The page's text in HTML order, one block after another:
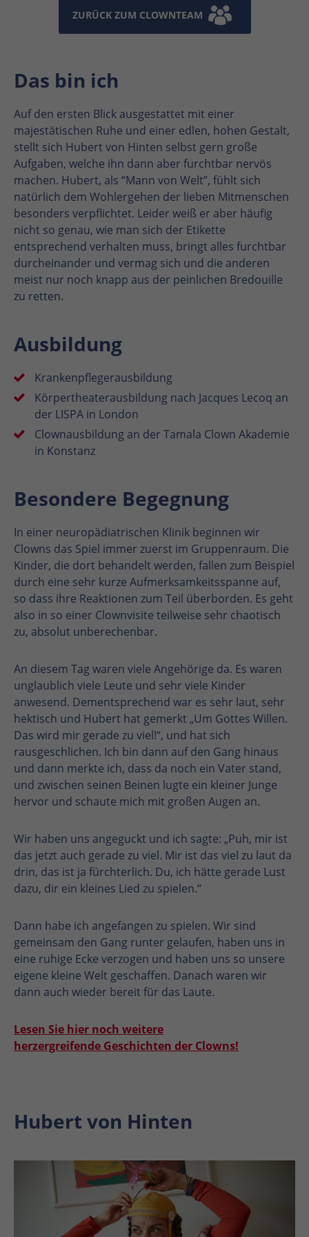
ZURÜCK ZUM CLOWNTEAM
Das bin ich
Auf den ersten Blick ausgestattet mit einer
majestätischen Ruhe und einer edlen, hohen Gestalt,
stellt sich Hubert von Hinten selbst gern große
Aufgaben, welche ihn dann aber furchtbar nervös
machen. Hubert, als “Mann von Welt”, fühlt sich
natürlich dem Wohlergehen der lieben Mitmenschen
besonders verpflichtet. Leider weiß er aber häufig
nicht so genau, wie man sich der Etikette
entsprechend verhalten muss, bringt alles furchtbar
durcheinander und vermag sich und die anderen
meist nur noch knapp aus der peinlichen Bredouille
zu retten.
Ausbildung
Krankenpflegerausbildung
Körpertheaterausbildung nach Jacques Lecoq an
der LISPA in London
Clownausbildung an der Tamala Clown Akademie
in Konstanz
Besondere Begegnung
In einer neuropädiatrischen Klinik beginnen wir
Clowns das Spiel immer zuerst im Gruppenraum. Die
Kinder, die dort behandelt werden, fallen zum Beispiel
durch eine sehr kurze Aufmerksamkeitsspanne auf,
so dass ihre Reaktionen zum Teil überborden. Es geht
also in so einer Clownvisite teilweise sehr chaotisch
zu, absolut unberechenbar.
An diesem Tag waren viele Angehörige da. Es waren
unglaublich viele Leute und sehr viele Kinder
anwesend. Dementsprechend war es sehr laut, sehr
hektisch und Hubert hat gemerkt „Um Gottes Willen.
Das wird mir gerade zu viel!“, und hat sich
rausgeschlichen. Ich bin dann auf den Gang hinaus
und dann merkte ich, dass da noch ein Vater stand,
und zwischen seinen Beinen lugte ein kleiner Junge
hervor und schaute mich mit großen Augen an.
Wir haben uns angeguckt und ich sagte: „Puh, mir ist
das jetzt auch gerade zu viel. Mir ist das viel zu laut da
drin, das ist ja fürchterlich. Du, ich hätte gerade Lust
dazu, dir ein kleines Lied zu spielen.“
Dann habe ich angefangen zu spielen. Wir sind
gemeinsam den Gang runter gelaufen, haben uns in
eine ruhige Ecke verzogen und haben uns so unsere
eigene kleine Welt geschaffen. Danach waren wir
dann auch wieder bereit für das Laute.
Lesen Sie hier noch weitere
herzergreifende Geschichten der Clowns!
Hubert von Hinten